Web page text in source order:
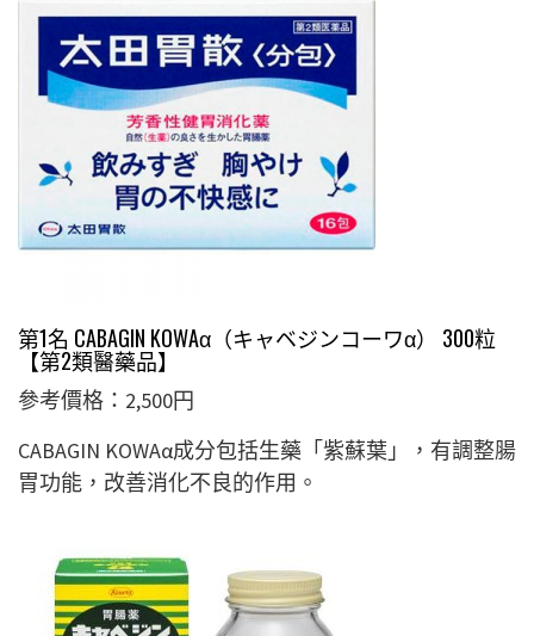
第1名 CABAGIN KOWAα（キャベジンコーワα） 300粒
【第2類醫藥品】
參考價格：2,500円
CABAGIN KOWAα成分包括生藥「紫蘇葉」，有調整腸
胃功能，改善消化不良的作用。